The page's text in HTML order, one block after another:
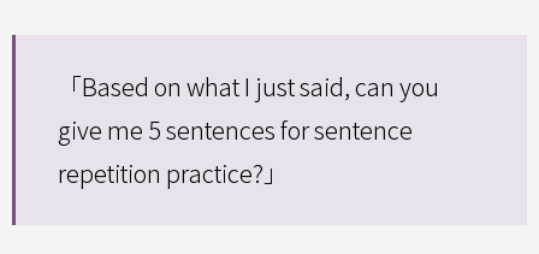
「Based on what I just said, can you
give me 5 sentences for sentence
repetition practice?」